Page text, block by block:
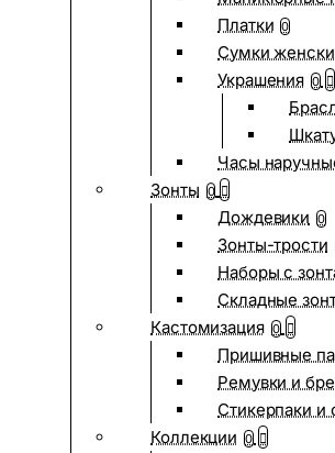
Платки 0
Сумки
Украшения 0
Часы
Зонты 0
Дождевики 0
Зонты-трости
Наборы с
Складные
Кастомизация 0
Пришивные
Ремувки и
Стикерпаки и
Коллекции 0